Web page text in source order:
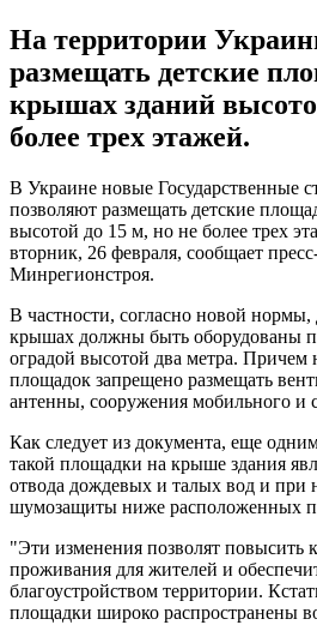
На территории
размещать детские
крышах зданий
более трех этажей.
В Украине новые Государственные
позволяют размещать детские
высотой до 15 м, но не более трех
вторник, 26 февраля, сообщает
Минрегионстроя.
В частности, согласно новой
крышах должны быть оборудованы
оградой высотой два метра. Причем
площадок запрещено размещать
антенны, сооружения мобильного и
Как следует из документа, еще
такой площадки на крыше здания
отвода дождевых и талых вод и при
шумозащиты ниже расположенных
"Эти изменения позволят повысить
проживания для жителей и
благоустройством территории.
площадки широко распространены